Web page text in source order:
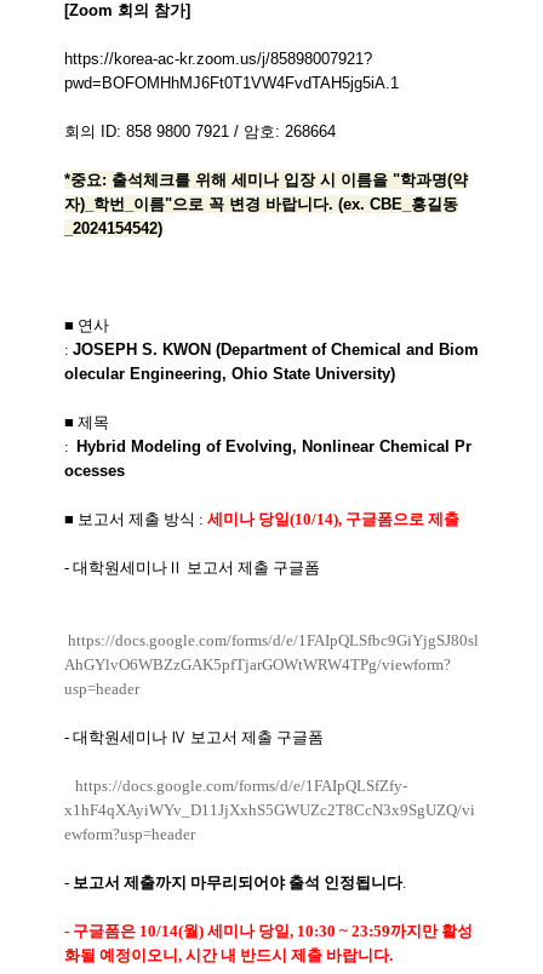
[Zoom 회의 참가]
https://korea-ac-kr.zoom.us/j/85898007921?
pwd=BOFOMHhMJ6Ft0T1VW4FvdTAH5jg5iA.1
회의 ID: 858 9800 7921 / 암호: 268664
*중요: 출석체크를 위해 세미나 입장 시 이름을 "학과명(약
자)_학번_이름"으로 꼭 변경 바랍니다. (ex. CBE_홍길동
_2024154542)
■ 연사
: JOSEPH S. KWON (Department of Chemical and Biom
olecular Engineering, Ohio State University)
■ 제목
: Hybrid Modeling of Evolving, Nonlinear Chemical Pr
ocesses
■ 보고서 제출 방식 : 세미나 당일(10/14), 구글폼으로 제출
- 대학원세미나Ⅱ 보고서 제출 구글폼
https://docs.google.com/forms/d/e/1FAIpQLSfbc9GiYjgSJ80sl
AhGYlvO6WBZzGAK5pfTjarGOWtWRW4TPg/viewform?
usp=header
- 대학원세미나 Ⅳ 보고서 제출 구글폼
https://docs.google.com/forms/d/e/1FAIpQLSfZfy-
x1hF4qXAyiWYv_D11JjXxhS5GWUZc2T8CcN3x9SgUZQ/vi
ewform?usp=header
- 보고서 제출까지 마무리되어야 출석 인정됩니다.
- 구글폼은 10/14(월) 세미나 당일, 10:30 ~ 23:59까지만 활성
화될 예정이오니, 시간 내 반드시 제출 바랍니다.